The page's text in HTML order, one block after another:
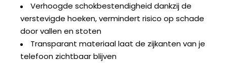
Verhoogde schokbestendigheid dankzij de
verstevigde hoeken, vermindert risico op schade
door vallen en stoten
Transparant materiaal laat de zijkanten van je
telefoon zichtbaar blijven